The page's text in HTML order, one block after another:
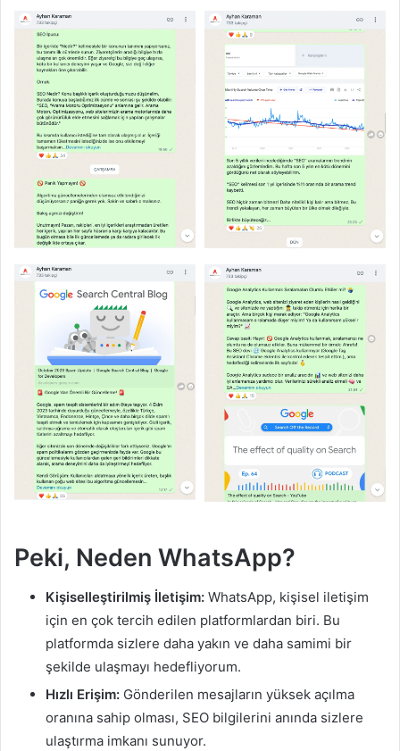
Peki, Neden WhatsApp?
Kişiselleştirilmiş İletişim: WhatsApp, kişisel iletişim
için en çok tercih edilen platformlardan biri. Bu
platformda sizlere daha yakın ve daha samimi bir
şekilde ulaşmayı hedefliyorum.
Hızlı Erişim: Gönderilen mesajların yüksek açılma
oranına sahip olması, SEO bilgilerini anında sizlere
ulaştırma imkanı sunuyor.